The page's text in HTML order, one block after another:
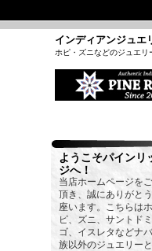
インディアンジュエ
ホピ・ズニなどのジュエリ
ようこそパインリ
ジへ！
当店ホームページを
頂き、誠にありがと
座います。こちらはホ
ピ、ズニ、サントド
ゴ、イスレタなどナ
族以外のジュエリー